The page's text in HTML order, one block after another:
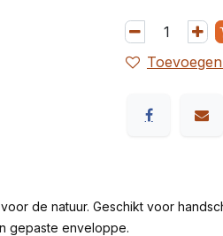
de natuur. Geschikt voor
gepaste enveloppe.